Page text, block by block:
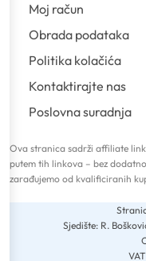
Moj račun
Obrada podataka
Politika kolačića
Kontaktirajte nas
Poslovna suradnja
Ova stranica sadrži affiliate
putem tih linkova – bez
zarađujemo od kvalificiranih
Sjedište: R.